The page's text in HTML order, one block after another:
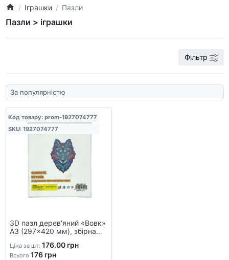
Іграшки Пазли
Пазли > іграшки
Фільтр
3D пазл дерев'яний «Вовк»
А3 (297×420 мм), збірна
Код товару: prom-1927074777
SKU: 1927074777
Ціна за шт: 176.00 грн
Всього 176грн